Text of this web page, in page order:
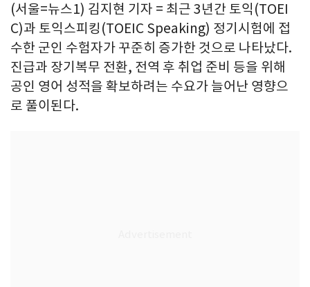
(서울=뉴스1) 김지현 기자 = 최근 3년간 토익(TOEI
C)과 토익스피킹(TOEIC Speaking) 정기시험에 접
수한 군인 수험자가 꾸준히 증가한 것으로 나타났다.
진급과 장기복무 전환, 전역 후 취업 준비 등을 위해
공인 영어 성적을 확보하려는 수요가 늘어난 영향으
로 풀이된다.